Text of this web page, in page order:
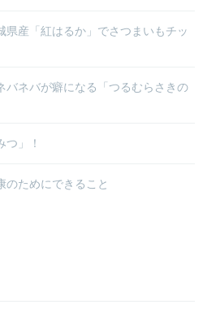
県産「紅はるか」でさつまいもチッ
バネバが癖になる「つるむらさきの
つ」！
のためにできること